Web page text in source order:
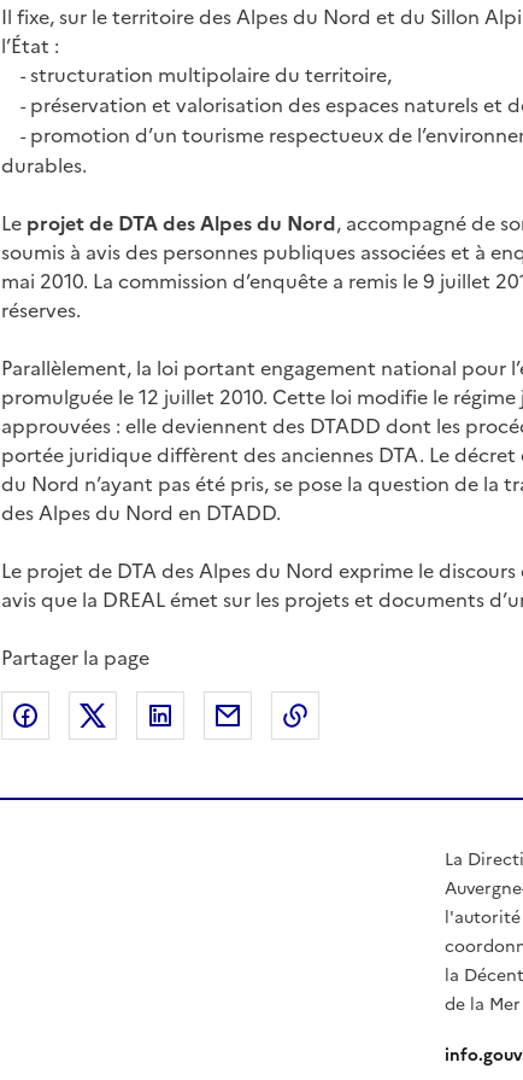
Il fixe, sur le territoire des Alpes du Nord et du Sillon
l’État :
-structuration multipolaire du territoire,
-préservation et valorisation des espaces naturels et
-promotion d’un tourisme respectueux de
durables.
Le projet de DTA des Alpes du Nord, accompagné de
soumis à avis des personnes publiques associées et à
mai 2010. La commission d’enquête a remis le 9 juillet
réserves.
Parallèlement, la loi portant engagement national pour
promulguée le 12 juillet 2010. Cette loi modifie le
approuvées : elle deviennent des DTADD dont les
portée juridique diffèrent des anciennes DTA. Le décret
du Nord n’ayant pas été pris, se pose la question de la
des Alpes du Nord en DTADD.
Le projet de DTA des Alpes du Nord exprime le
avis que la DREAL émet sur les projets et documents
Partager la page
Partager sur Facebook
Partager sur XPartager sur LinkedIn
Partager par email
La
la
de la